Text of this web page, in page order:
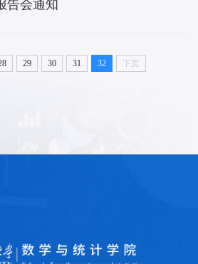
告会通知
29 30 31 32 下页